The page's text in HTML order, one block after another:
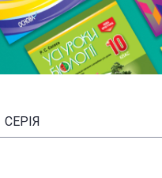
СЕРІЯ